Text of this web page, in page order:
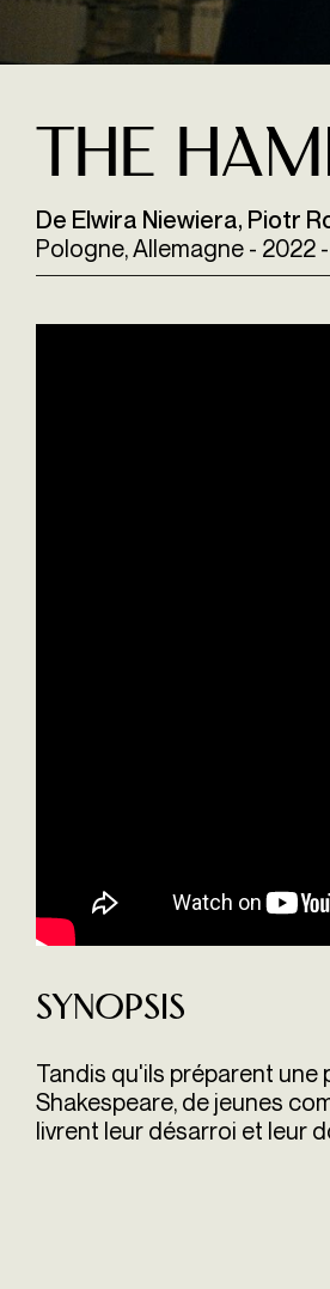
The
De Elwira Niewiera, Piotr
Pologne, Allemagne - 2022
Synopsis
Tandis qu'ils préparent
Shakespeare, de jeunes
livrent leur désarroi et leur